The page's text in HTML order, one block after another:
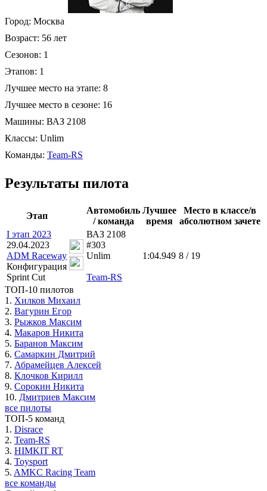
Город: Москва
Возраст: 56 лет
Сезонов: 1
Этапов: 1
Лучшее место на этапе: 8
Лучшее место в сезоне: 16
Машины: ВАЗ 2108
Классы: Unlim
Команды: Team-RS
Результаты пилота
Этап
Автомобиль
/ команда
Лучшее
время
Место в классе/в
абсолютном зачете
I этап 2023
29.04.2023
ADM Raceway
Конфигурация
Sprint Cut
ВАЗ 2108
#303
Unlim
Team-RS
1:04.949 8 / 19
ТОП-10 пилотов
1. Хилков Михаил
2. Вагурин Егор
3. Рыжков Максим
4. Макаров Никита
5. Баранов Максим
6. Самаркин Дмитрий
7. Абрамейцев Алексей
8. Клочков Кирилл
9. Сорокин Никита
10. Дмитриев Максим
все пилоты
ТОП-5 команд
1. Disrace
2. Team-RS
3. HIMKIT RT
4. Toysport
5. AMKC Racing Team
все команды